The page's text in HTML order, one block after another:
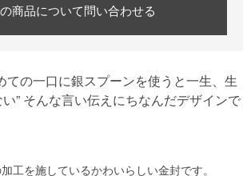
商品について問い合わせる
ての一口に銀スプーンを使うと一生、生
” そんな言い伝えにちなんだデザインで
工を施しているかわいらしい金封です。